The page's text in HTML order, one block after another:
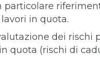
particolare
in quota.
dei rischi
quota (rischi di